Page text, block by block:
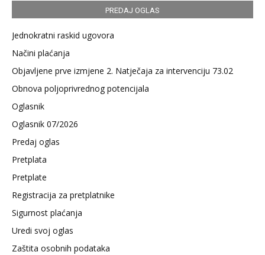
PREDAJ OGLAS
Jednokratni raskid ugovora
Načini plaćanja
Objavljene prve izmjene 2. Natječaja za intervenciju 73.02
Obnova poljoprivrednog potencijala
Oglasnik
Oglasnik 07/2026
Predaj oglas
Pretplata
Pretplate
Registracija za pretplatnike
Sigurnost plaćanja
Uredi svoj oglas
Zaštita osobnih podataka